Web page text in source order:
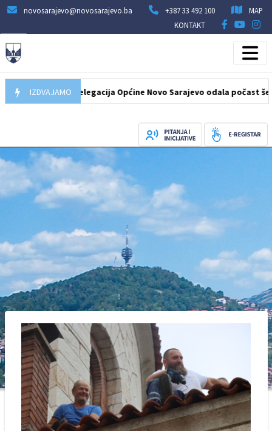
novosarajevo@novosarajevo.ba +387 33 492 100
MAP
KONTAKT
IZDVAJAMO
Delegacija Općine Novo Sarajevo odala počast šehidima